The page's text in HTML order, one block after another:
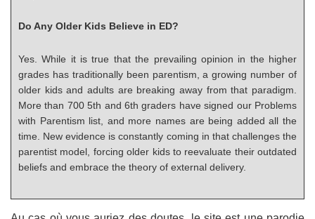
Do Any Older Kids Believe in ED?
Yes. While it is true that the prevailing opinion in the higher
grades has traditionally been parentism, a growing number of
older kids and adults are breaking away from that paradigm.
More than 700 5th and 6th graders have signed our Problems
with Parentism list, and more names are being added all the
time. New evidence is constantly coming in that challenges the
parentist model, forcing older kids to reevaluate their outdated
beliefs and embrace the theory of external delivery.